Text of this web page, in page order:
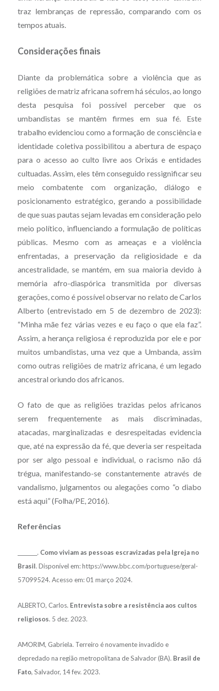
traz lembranças de repressão, comparando com os
tempos atuais.
Considerações finais
Diante da problemática sobre a violência que as
religiões de matriz africana sofrem há séculos, ao longo
desta pesquisa foi possível perceber que os
umbandistas se mantêm firmes em sua fé. Este
trabalho evidenciou como a formação de consciência e
identidade coletiva possibilitou a abertura de espaço
para o acesso ao culto livre aos Orixás e entidades
cultuadas. Assim, eles têm conseguido ressignificar seu
meio combatente com organização, diálogo e
posicionamento estratégico, gerando a possibilidade
de que suas pautas sejam levadas em consideração pelo
meio político, influenciando a formulação de políticas
públicas. Mesmo com as ameaças e a violência
enfrentadas, a preservação da religiosidade e da
ancestralidade, se mantém, em sua maioria devido à
memória afro-diaspórica transmitida por diversas
gerações, como é possível observar no relato de Carlos
Alberto (entrevistado em 5 de dezembro de 2023):
“Minha mãe fez várias vezes e eu faço o que ela faz”.
Assim, a herança religiosa é reproduzida por ele e por
muitos umbandistas, uma vez que a Umbanda, assim
como outras religiões de matriz africana, é um legado
ancestral oriundo dos africanos.
O fato de que as religiões trazidas pelos africanos
serem frequentemente as mais discriminadas,
atacadas, marginalizadas e desrespeitadas evidencia
que, até na expressão da fé, que deveria ser respeitada
por ser algo pessoal e individual, o racismo não dá
trégua, manifestando-se constantemente através de
vandalismo, julgamentos ou alegações como “o diabo
está aqui” (Folha/PE, 2016).
Referências
________. Como viviam as pessoas escravizadas pela Igreja no
Brasil. Disponível em: https://www.bbc.com/portuguese/geral-
57099524. Acesso em: 01 março 2024.
ALBERTO, Carlos. Entrevista sobre a resistência aos cultos
religiosos. 5 dez. 2023.
AMORIM, Gabriela. Terreiro é novamente invadido e
depredado na região metropolitana de Salvador (BA). Brasil de
Fato, Salvador, 14 fev. 2023.